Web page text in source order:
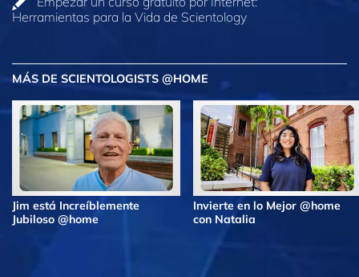
Herramientas para la Vida de Scientology
MÁS DE SCIENTOLOGISTS @HOME
Jim está Increíblemente
Jubiloso @home
Invierte en lo Mejor @home
con Natalia